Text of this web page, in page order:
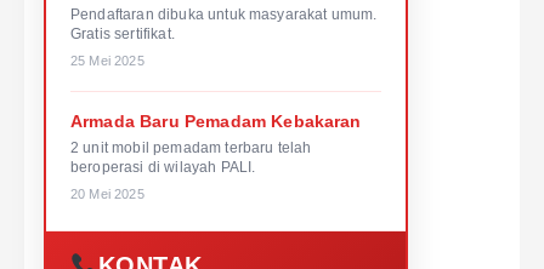
Pendaftaran dibuka untuk masyarakat umum.
Gratis sertifikat.
25 Mei 2025
Armada Baru Pemadam Kebakaran
2 unit mobil pemadam terbaru telah
beroperasi di wilayah PALI.
20 Mei 2025